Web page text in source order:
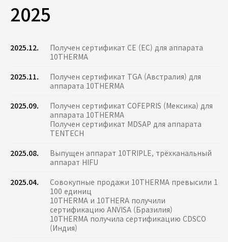
2025
2025.12.
Получен сертификат CE (ЕС) для аппарата
10THERMA
2025.11.
Получен сертификат TGA (Австралия) для
аппарата 10THERMA
2025.09.
Получен сертификат COFEPRIS (Мексика) для
аппарата 10THERMA
Получен сертификат MDSAP для аппарата
TENTECH
2025.08.
Выпущен аппарат 10TRIPLE, трёхканальный
аппарат HIFU
2025.04.
Совокупные продажи 10THERMA превысили 1
100 единиц
10THERMA и 10THERA получили
сертификацию ANVISA (Бразилия)
10THERMA получила сертификацию CDSCO
(Индия)